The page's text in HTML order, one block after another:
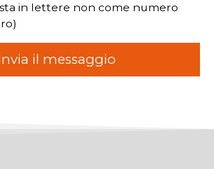
in lettere non come numero